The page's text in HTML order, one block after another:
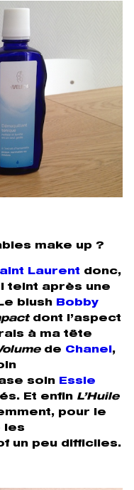
make up ?
Laurent donc,
teint après une
blush
Bobby
dont l’aspect
à ma tête
de Chanel ,
soin
Essie
Et enfin L’Huile
pour le
les
un peu difficiles.